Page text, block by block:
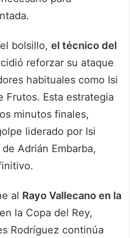
bolsillo, el técnico del
reforzar su ataque
habituales como Isi
Frutos. Esta estrategia
minutos finales,
liderado por Isi
de Adrián Embarba,
al Rayo Vallecano en la
la Copa del Rey,
Rodríguez continúa